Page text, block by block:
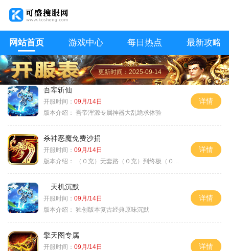
网站首页 游戏中心 每日热点 最新攻略
更新时间：2025-09-14
吾辈斩仙
开服时间： 09月/14日
版本介绍： 吾帝浑源专属神器大乱跪求体验
详情
杀神恶魔免费沙捐
开服时间： 09月/14日
版本介绍：
（０充）无套路（０充）到终极（０充）爽
详情
天机沉默
开服时间： 09月/14日
版本介绍： 独创版本复古经典原味沉默
详情
擎天图专属
开服时间： 09月/14日
详情